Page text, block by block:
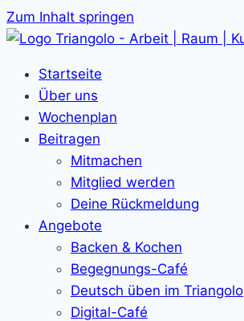
Zum Inhalt springen
Startseite
Über uns
Wochenplan
Beitragen
Mitmachen
Mitglied werden
Deine Rückmeldung
Angebote
Backen & Kochen
Begegnungs-Café
Deutsch üben im Triangolo
Digital-Café